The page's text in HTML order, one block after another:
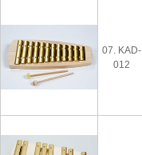
07. KAD-
012